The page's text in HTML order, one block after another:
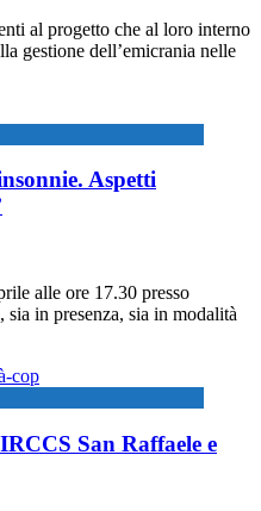
al progetto che al loro interno
gestione dell’emicrania nelle
Aspetti
alle ore 17.30 presso
in presenza, sia in modalità
San Raffaele e